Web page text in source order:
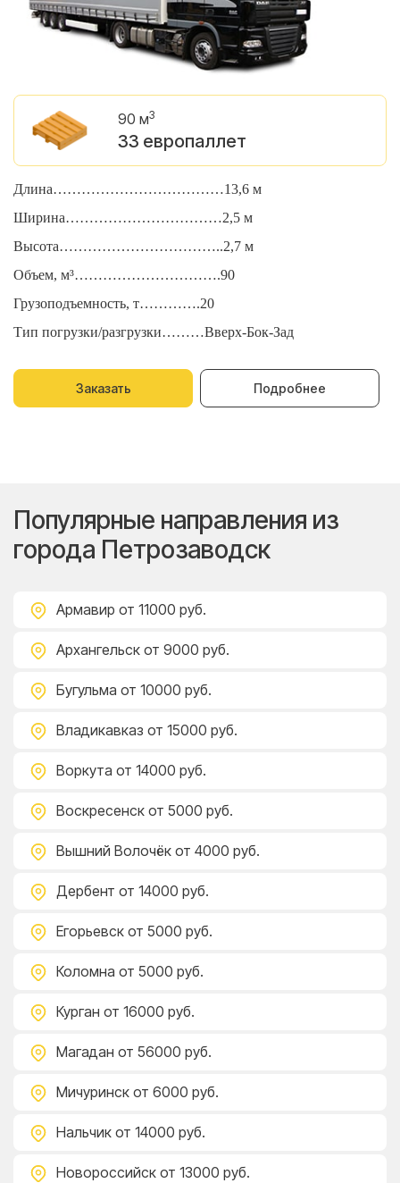
90 м3
33 европаллет
Длина………………………………13,6 м
Ширина……………………………2,5 м
Высота……………………………..2,7 м
Объем, м³………………………….90
Грузоподъемность, т………….20
Тип погрузки/разгрузки………Вверх-Бок-Зад
Заказать Подробнее
Популярные направления из
города Петрозаводск
Армавир от 11000 руб.
Архангельск от 9000 руб.
Бугульма от 10000 руб.
Владикавказ от 15000 руб.
Воркута от 14000 руб.
Воскресенск от 5000 руб.
Вышний Волочёк от 4000 руб.
Дербент от 14000 руб.
Егорьевск от 5000 руб.
Коломна от 5000 руб.
Курган от 16000 руб.
Магадан от 56000 руб.
Мичуринск от 6000 руб.
Нальчик от 14000 руб.
Новороссийск от 13000 руб.